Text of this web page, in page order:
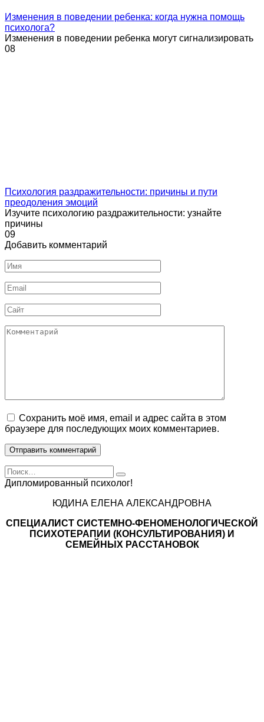
Изменения в поведении ребенка: когда нужна помощь
психолога?
Изменения в поведении ребенка могут сигнализировать
08
Психология раздражительности: причины и пути
преодоления эмоций
Изучите психологию раздражительности: узнайте
причины
09
Добавить комментарий
Имя
Email
Сайт
Комментарий
Сохранить моё имя, email и адрес сайта в этом
браузере для последующих моих комментариев.
Search
for:
Дипломированный психолог!
ЮДИНА ЕЛЕНА АЛЕКСАНДРОВНА
СПЕЦИАЛИСТ CИСТЕМНО-ФЕНОМЕНОЛОГИЧЕСКОЙ
ПСИХОТЕРАПИИ (КОНСУЛЬТИРОВАНИЯ) И
СЕМЕЙНЫХ РАССТАНОВОК